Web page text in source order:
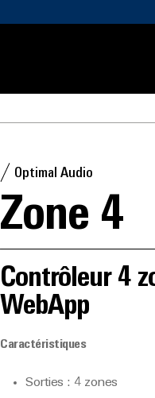
Optimal Audio
Zone 4
Contrôleur 4
WebApp
Caractéristiques
Sorties : 4 zones